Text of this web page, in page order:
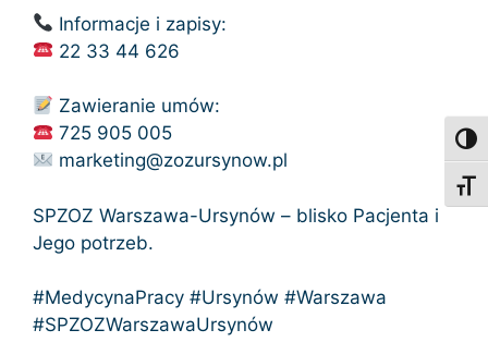
Informacje i zapisy:
22 33 44 626
Zawieranie umów:
725 905 005
marketing@zozursynow.pl
SPZOZ Warszawa-Ursynów – blisko Pacjenta i
Jego potrzeb.
#MedycynaPracy #Ursynów #Warszawa
#SPZOZWarszawaUrsynów